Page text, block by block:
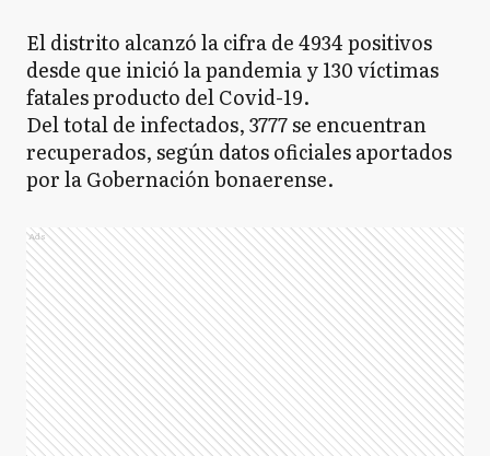
El distrito alcanzó la cifra de 4934 positivos
desde que inició la pandemia y 130 víctimas
fatales producto del Covid-19.
Del total de infectados, 3777 se encuentran
recuperados, según datos oficiales aportados
por la Gobernación bonaerense.
Ads